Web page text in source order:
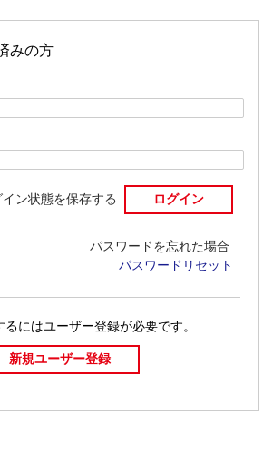
みの方
イン状態を保存する
パスワードを忘れた場合
パスワードリセット
るにはユーザー登録が必要です。